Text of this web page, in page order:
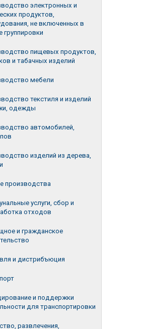
электронных и
продуктов,
не включенных в
группировки
пищевых продуктов,
и табачных изделий
мебели
текстиля и изделий
одежды
автомобилей,
изделий из дерева,
производства
услуги, сбор и
отходов
и гражданское
и дистрибъюция
и поддержки
для транспортировки
развлечения,